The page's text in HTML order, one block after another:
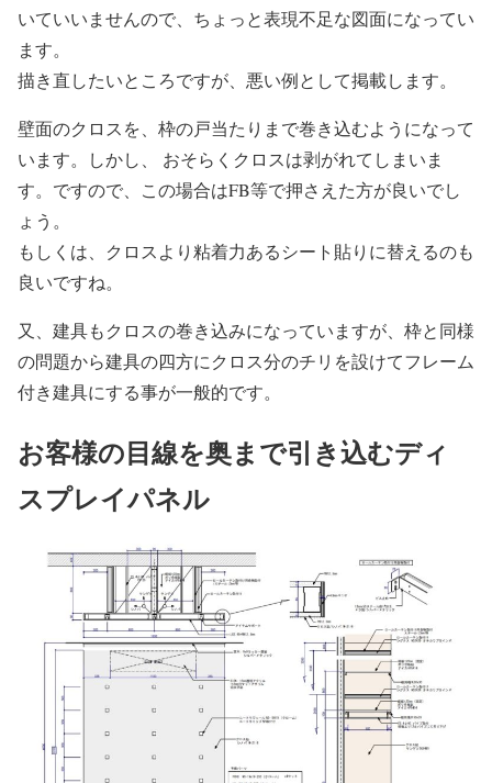
いていいませんので、ちょっと表現不足な図面になってい
ます。
描き直したいところですが、悪い例として掲載します。
壁面のクロスを、枠の戸当たりまで巻き込むようになって
います。しかし、 おそらくクロスは剥がれてしまいま
す。ですので、この場合はFB等で押さえた方が良いでし
ょう。
もしくは、クロスより粘着力あるシート貼りに替えるのも
良いですね。
又、建具もクロスの巻き込みになっていますが、枠と同様
の問題から建具の四方にクロス分のチリを設けてフレーム
付き建具にする事が一般的です。
お客様の目線を奥まで引き込むディ
スプレイパネル